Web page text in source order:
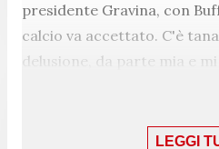
presidente Gravina, con
calcio va accettato. C'è
delusione, da parte mia e
per riuscire a conquistare
LEGGI